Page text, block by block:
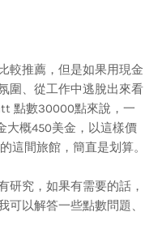
推薦，但是如果用現金
圍、從工作中逃脫出來看
點數30000點來說，一
大概450美金，以這樣價
這間旅館，簡直是划算。
究，如果有需要的話，
可以解答一些點數問題、